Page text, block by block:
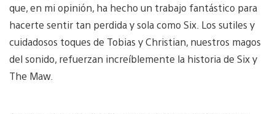
que, en mi opinión, ha hecho un trabajo fantástico para
hacerte sentir tan perdida y sola como Six. Los sutiles y
cuidadosos toques de Tobias y Christian, nuestros magos
del sonido, refuerzan increíblemente la historia de Six y
The Maw.